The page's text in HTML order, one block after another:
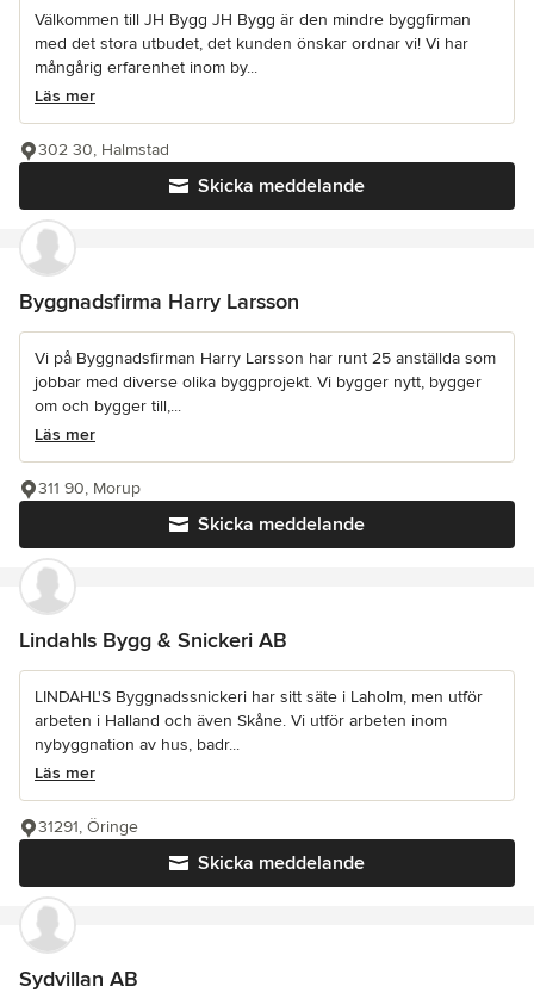
Välkommen till JH Bygg JH Bygg är den mindre byggfirman
med det stora utbudet, det kunden önskar ordnar vi! Vi har
mångårig erfarenhet inom by...
Läs mer
Skicka meddelande
302 30, Halmstad
Byggnadsfirma Harry Larsson
Vi på Byggnadsfirman Harry Larsson har runt 25 anställda som
jobbar med diverse olika byggprojekt. Vi bygger nytt, bygger
om och bygger till,...
Läs mer
Skicka meddelande
311 90, Morup
Lindahls Bygg & Snickeri AB
LINDAHL'S Byggnadssnickeri har sitt säte i Laholm, men utför
arbeten i Halland och även Skåne. Vi utför arbeten inom
nybyggnation av hus, badr...
Läs mer
Skicka meddelande
31291, Öringe
Sydvillan AB